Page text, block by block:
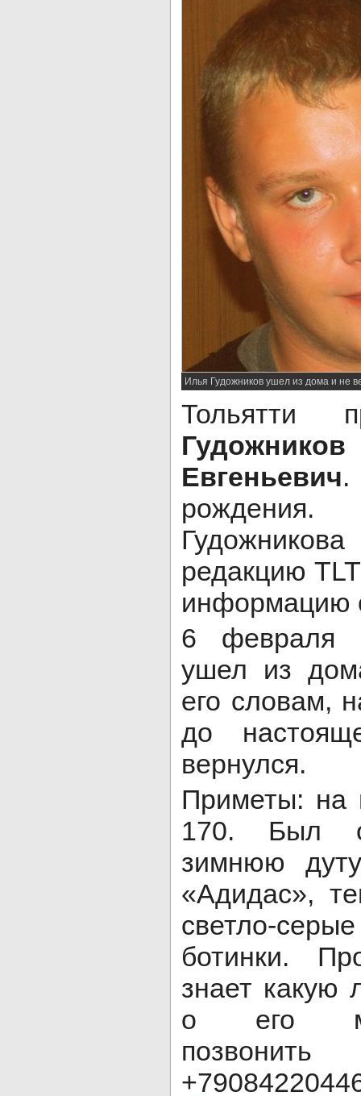
Илья Гудожников ушел из дома и не
Тольятти
Евгеньевич
редакцию
информацию
6 февраля
ушел из
его словам,
до
вернулся.
Приметы: на
170. Был
зимнюю
«Адидас»,
светло-
ботинки.
знает какую
о его